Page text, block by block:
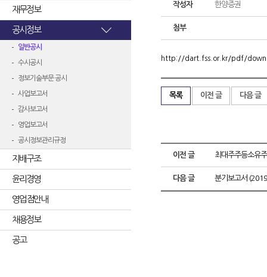
재무정보
공시정보
일반공시
수시공시
정보기술부문 공시
사업보고서
감사보고서
영업보고서
공시정보관리규정
지배구조
윤리경영
영업점안내
채용정보
공고
작성자 한양증권
첨부
http://dart.fss.or.kr/pdf/
목록 이전 글 다음 글
이전 글 최대주주등소유
다음 글 분기보고서